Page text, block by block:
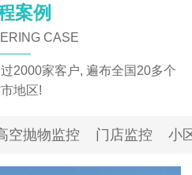
案例
CASE
2000家客户, 遍布全国20多个
地区!
空抛物监控 门店监控 小